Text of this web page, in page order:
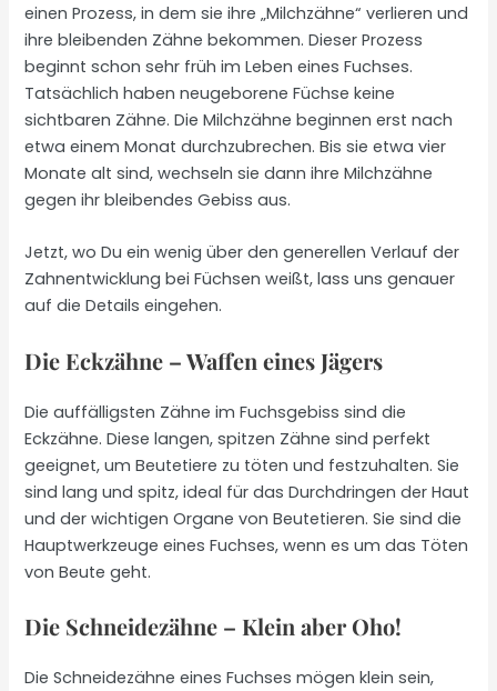
einen Prozess, in dem sie ihre „Milchzähne“ verlieren und
ihre bleibenden Zähne bekommen. Dieser Prozess
beginnt schon sehr früh im Leben eines Fuchses.
Tatsächlich haben neugeborene Füchse keine
sichtbaren Zähne. Die Milchzähne beginnen erst nach
etwa einem Monat durchzubrechen. Bis sie etwa vier
Monate alt sind, wechseln sie dann ihre Milchzähne
gegen ihr bleibendes Gebiss aus.
Jetzt, wo Du ein wenig über den generellen Verlauf der
Zahnentwicklung bei Füchsen weißt, lass uns genauer
auf die Details eingehen.
Die Eckzähne – Waffen eines Jägers
Die auffälligsten Zähne im Fuchsgebiss sind die
Eckzähne. Diese langen, spitzen Zähne sind perfekt
geeignet, um Beutetiere zu töten und festzuhalten. Sie
sind lang und spitz, ideal für das Durchdringen der Haut
und der wichtigen Organe von Beutetieren. Sie sind die
Hauptwerkzeuge eines Fuchses, wenn es um das Töten
von Beute geht.
Die Schneidezähne – Klein aber Oho!
Die Schneidezähne eines Fuchses mögen klein sein,